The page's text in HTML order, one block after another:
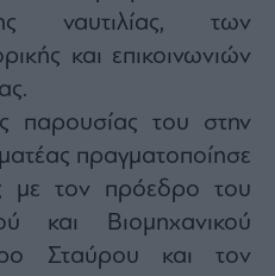
ναυτιλίας, των
και επικοινωνιών
παρουσίας του στην
πραγματοποίησε
με τον πρόεδρο του
και Βιομηχανικού
Σταύρου και τον